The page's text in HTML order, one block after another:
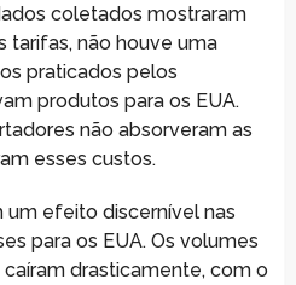
coletados mostraram
tarifas, não houve uma
praticados pelos
produtos para os EUA.
não absorveram as
esses custos.
um efeito discernível nas
para os EUA. Os volumes
drasticamente, com o